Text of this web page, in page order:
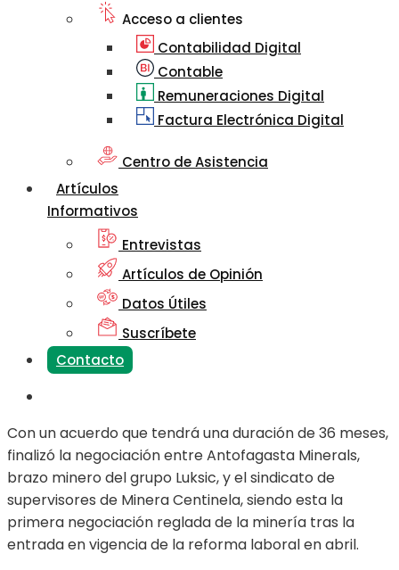
Acceso a clientes
Contabilidad Digital
Contable
Remuneraciones Digital
Factura Electrónica Digital
Centro de Asistencia
Artículos
Informativos
Entrevistas
Artículos de Opinión
Datos Útiles
Suscríbete
Contacto
Con un acuerdo que tendrá una duración de 36 meses,
finalizó la negociación entre Antofagasta Minerals,
brazo minero del grupo Luksic, y el sindicato de
supervisores de Minera Centinela, siendo esta la
primera negociación reglada de la minería tras la
entrada en vigencia de la reforma laboral en abril.